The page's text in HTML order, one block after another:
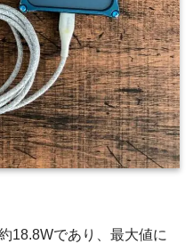
18.8Wであり、最大値に